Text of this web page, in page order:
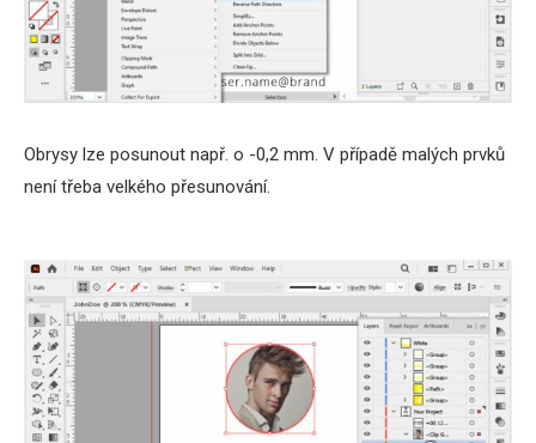
Obrysy lze posunout např. o -0,2 mm. V případě malých prvků
není třeba velkého přesunování.